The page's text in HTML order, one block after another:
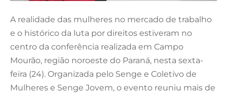
A realidade das mulheres no mercado de trabalho
e o histórico da luta por direitos estiveram no
centro da conferência realizada em Campo
Mourão, região noroeste do Paraná, nesta sexta-
feira (24). Organizada pelo Senge e Coletivo de
Mulheres e Senge Jovem, o evento reuniu mais de